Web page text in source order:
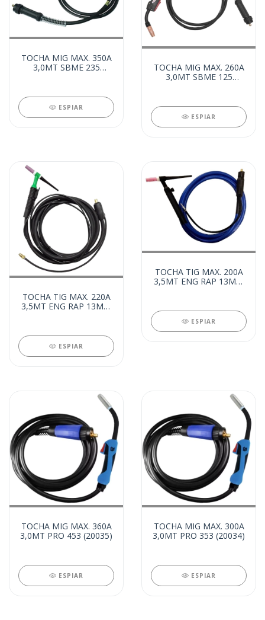
TOCHA MIG MAX. 350A
3,0MT SBME 235
ESPIAR
TOCHA MIG MAX. 260A
3,0MT SBME 125
ESPIAR
TOCHA TIG MAX. 220A
3,5MT ENG RAP 13MM
ESPIAR
TOCHA TIG MAX. 200A
3,5MT ENG RAP 13MM
ESPIAR
TOCHA MIG MAX. 360A
3,0MT PRO 453 (20035)
ESPIAR
TOCHA MIG MAX. 300A
3,0MT PRO 353 (20034)
ESPIAR